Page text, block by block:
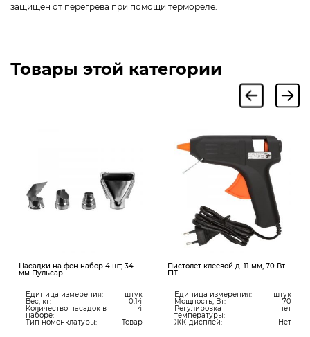
защищен от перегрева при помощи термореле.
Товары этой категории
Насадки на фен набор 4 шт, 34
мм Пульсар
Единица измерения: штук
Вес, кг: 0.14
Количество насадок в
наборе:
4
Тип номенклатуры:
Товар
Пистолет клеевой д. 11 мм, 70 Вт
FIT
Единица измерения: штук
Мощность, Вт: 70
Регулировка
температуры:
нет
ЖК-дисплей:
Нет